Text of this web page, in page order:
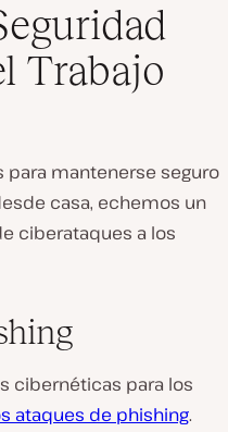
Trabajo
para mantenerse seguro
casa, echemos un
ciberataques a los
cibernéticas para los
ataques de phishing.